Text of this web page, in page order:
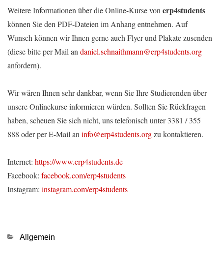
Weitere Informationen über die Online-Kurse von erp4students
können Sie den PDF-Dateien im Anhang entnehmen. Auf
Wunsch können wir Ihnen gerne auch Flyer und Plakate zusenden
(diese bitte per Mail an daniel.schnaithmann@erp4students.org
anfordern).
Wir wären Ihnen sehr dankbar, wenn Sie Ihre Studierenden über
unsere Onlinekurse informieren würden. Sollten Sie Rückfragen
haben, scheuen Sie sich nicht, uns telefonisch unter 3381 / 355
888 oder per E-Mail an info@erp4students.orgzu kontaktieren.
Internet: https://www.erp4students.de
Facebook: facebook.com/erp4students
Instagram: instagram.com/erp4students
Kategorien
Allgemein